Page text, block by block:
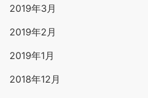
2019年3月
2019年2月
2019年1月
2018年12月